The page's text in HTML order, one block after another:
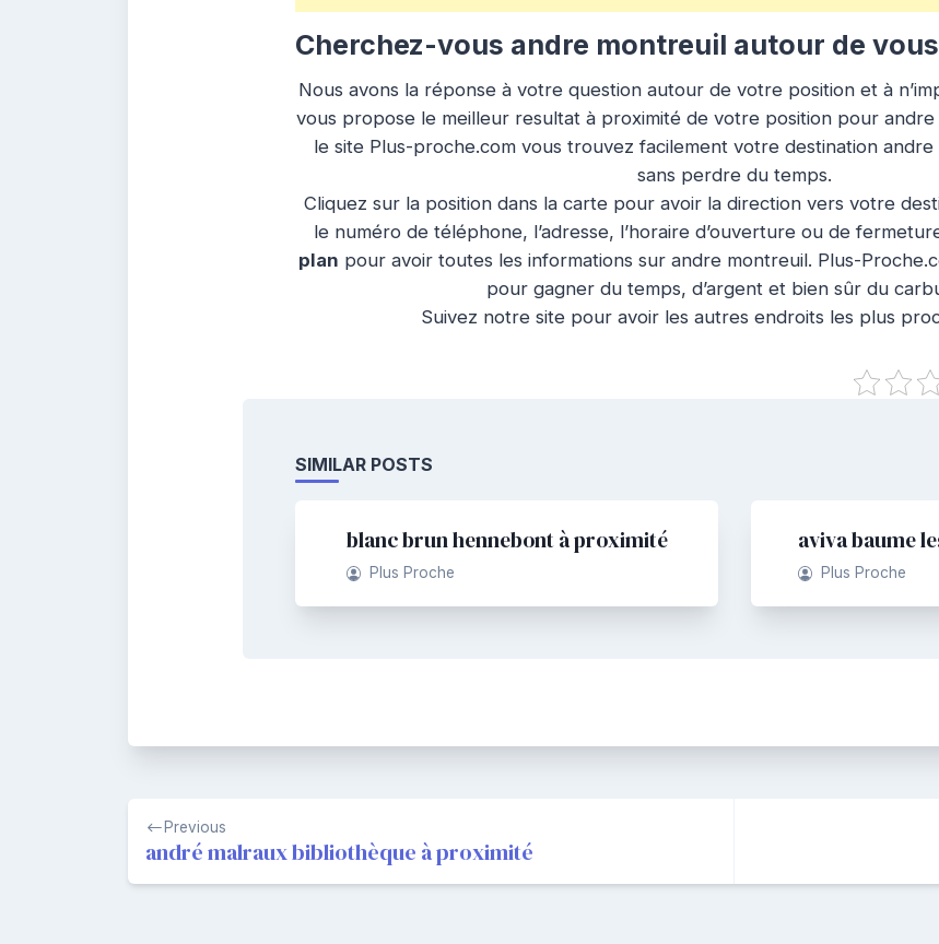
Cherchez-vous andre montreuil autour de vous
Nous avons la réponse à votre question autour de votre position et à
vous propose le meilleur resultat à proximité de votre position pour andre
le site Plus-proche.com vous trouvez facilement votre destination
sans perdre du temps.
Cliquez sur la position dans la carte pour avoir la direction vers votre
le numéro de téléphone, l’adresse, l’horaire d’ouverture ou de
plan pour avoir toutes les informations sur andre montreuil. Plus-
pour gagner du temps, d’argent et bien sûr du
Suivez notre site pour avoir les autres endroits les plus
SIMILAR POSTS
blanc brun hennebont à proximité
Plus Proche
aviva baume
Plus Proche
Navigation
de
l’article
Previous
andré malraux bibliothèque à proximité